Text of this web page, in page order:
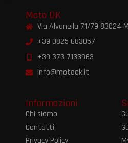
Moto OK
Via Alvanella 71/79 83024
+39 0825 683057
+39 373 7133963
info@motook.it
Informazioni
Chi siamo
Contatti